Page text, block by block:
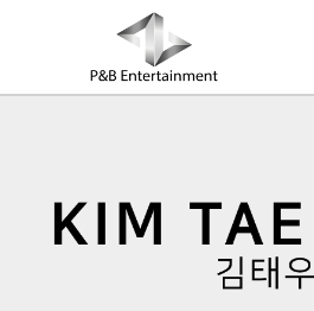
COMPANY